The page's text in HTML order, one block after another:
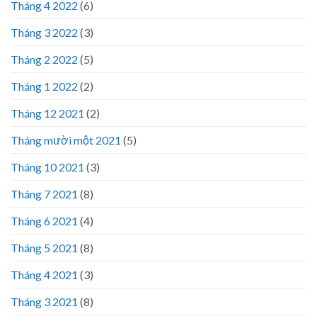
Tháng 4 2022 (6)
Tháng 3 2022 (3)
Tháng 2 2022 (5)
Tháng 1 2022 (2)
Tháng 12 2021 (2)
Tháng mười một 2021 (5)
Tháng 10 2021 (3)
Tháng 7 2021 (8)
Tháng 6 2021 (4)
Tháng 5 2021 (8)
Tháng 4 2021 (3)
Tháng 3 2021 (8)